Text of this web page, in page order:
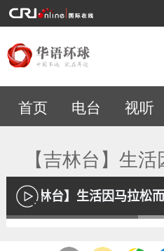
首页 电台 视听
专题【吉林台】生
播
放
【吉林台】生活因马拉松
Loaded: